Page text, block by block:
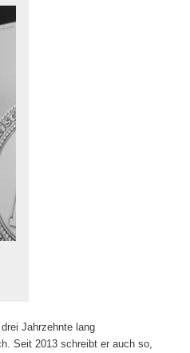
Jahrzehnte lang
Seit 2013 schreibt er auch so,